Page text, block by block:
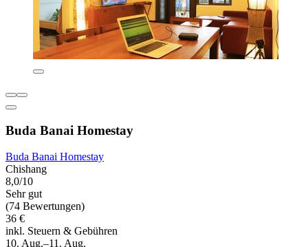
Buda Banai Homestay
Buda Banai Homestay
Chishang
8,0/10
Sehr gut
(74 Bewertungen)
36 €
inkl. Steuern & Gebühren
10. Aug.–11. Aug.